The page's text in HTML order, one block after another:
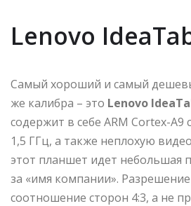
Lenovo
Cамый хороший и самый
же калибра – это Lenovo
содержит в себе ARM Cortex-A9
1,5 ГГц, а также неплохую
этот планшет идет небольшая
за «имя компании».
соотношение сторон 4:3, а не